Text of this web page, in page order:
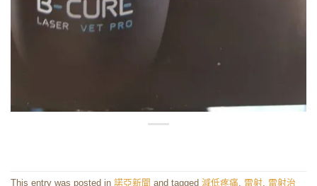
This entry was posted in 諾亞新聞 and tagged 減低疼痛, 雷射, 雷射治